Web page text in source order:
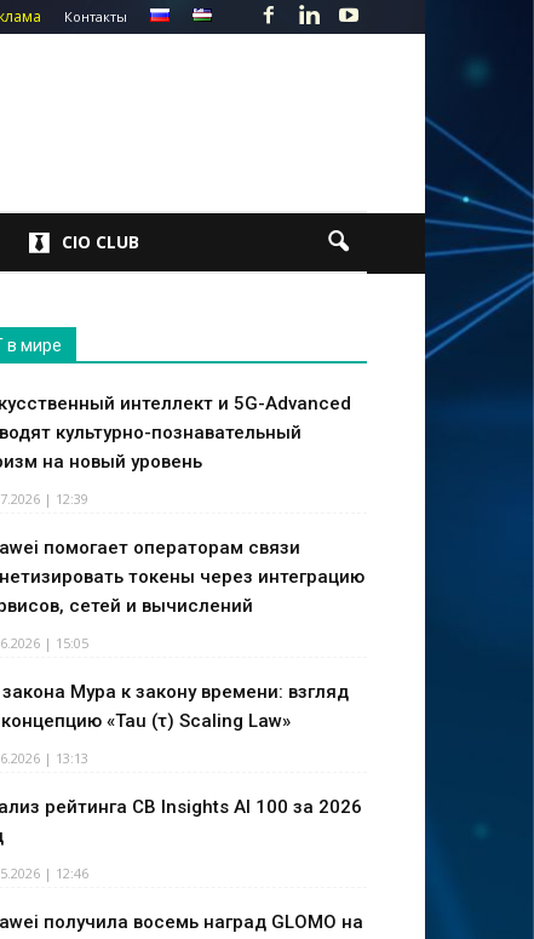
Контакты
CIO CLUB
в мире
интеллект и 5G-Advanced
культурно-познавательный
на новый уровень
| 12:39
помогает операторам связи
токены через интеграцию
сетей и вычислений
| 15:05
Мура к закону времени: взгляд
«Tau (τ) Scaling Law»
| 13:13
рейтинга CB Insights AI 100 за 2026
| 12:46
получила восемь наград GLOMO на